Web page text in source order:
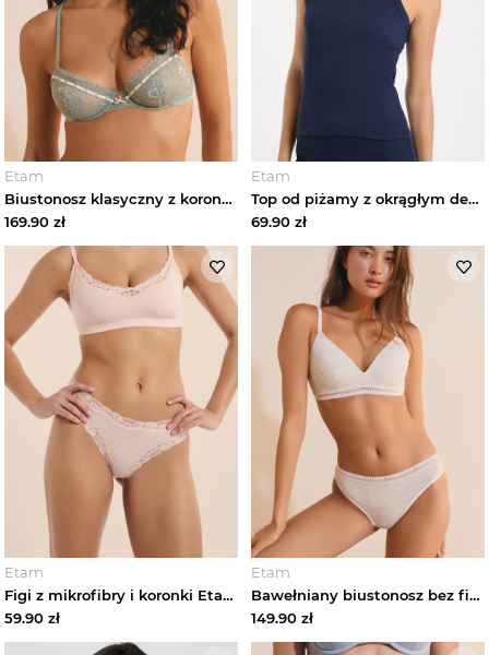
Etam
Biustonosz klasyczny z koronki Etam
169.90 zł
Etam
Top od piżamy z okrągłym dekoltem z bawełną Etam marine
69.90 zł
Etam
Figi z mikrofibry i koronki Etam rose givre
59.90 zł
Etam
Bawełniany biustonosz bez fiszbin Etam gris souris
149.90 zł